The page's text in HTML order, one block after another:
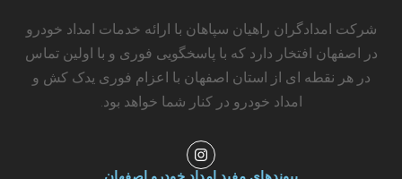
شرکت امدادگران راهیان سپاهان با ارائه خدمات امداد خودرو
در اصفهان افتخار دارد که با پاسخگویی فوری و با اولین تماس
در هر نقطه ای از استان اصفهان با اعزام فوری یدک کش و
امداد خودرو در کنار شما خواهد بود.
I
n